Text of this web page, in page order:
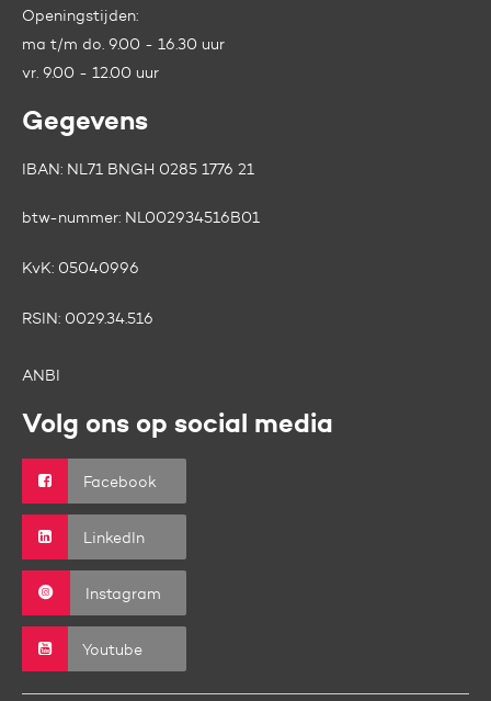
Openingstijden:
ma t/m do. 9.00 - 16.30 uur
vr. 9.00 - 12.00 uur
Gegevens
IBAN: NL71 BNGH 0285 1776 21
btw-nummer: NL002934516B01
KvK: 05040996
RSIN: 0029.34.516
ANBI
Volg ons op social media
Facebook
LinkedIn
Instagram
Youtube